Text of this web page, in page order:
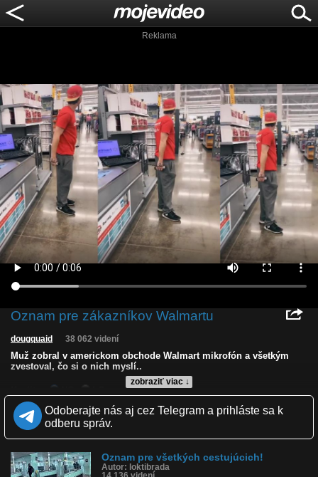
Reklama
Oznam pre zákazníkov Walmartu
zobraziť viac ↓
dougquaid 38 062 videní
Muž zobral v americkom obchode Walmart mikrofón a všetkým
zvestoval, čo si o nich myslí..
Zverejnené: 10.4.2020 16:35
Páči sa: 86% (101 hlasov)
Obľúbené: 59
Komentárov: 40
Kategória: zábavné
Tagy: prdol do mikrofónu, prd, prd vo walmarte, prdol si v
Odoberajte nás aj cez Telegram a prihláste sa k
odberu správ.
Oznam pre všetkých cestujúcich!
Autor: loktibrada